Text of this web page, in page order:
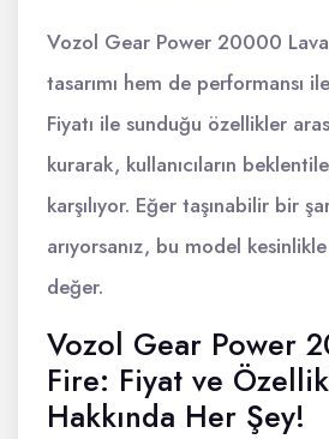
Vozol Gear Power 20000
tasarımı hem de performansı
Fiyatı ile sunduğu özellikler
kurarak, kullanıcıların
karşılıyor. Eğer taşınabilir bir
arıyorsanız, bu model
değer.
Vozol Gear Power
Fire: Fiyat ve
Hakkında Her Şey!